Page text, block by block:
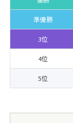
準優勝
3位
4位
5位